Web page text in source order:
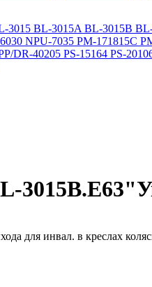
3015 BL-3015A BL-3015B
NPU-7035 PM-171815C
DR-40205 PS-15164 PS-
для инвал. в креслах